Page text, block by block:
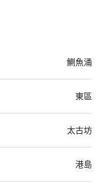
鰂魚涌
東區
太古坊
港島